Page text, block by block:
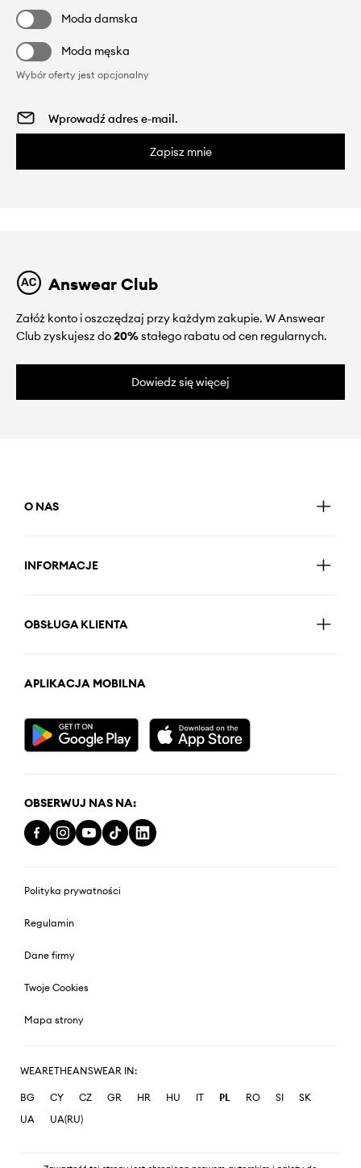
Moda damska
Moda męska
Wybór oferty jest opcjonalny
Zapisz mnie
Answear Club
Załóż konto i oszczędzaj przy każdym zakupie. W Answear
Club zyskujesz do20%stałego rabatu od cen regularnych.
Dowiedz się więcej
O NAS
INFORMACJE
OBSŁUGA KLIENTA
APLIKACJA MOBILNA
OBSERWUJ NAS NA:
Polityka prywatności
Regulamin
Dane firmy
Twoje Cookies
Mapa strony
WEARETHEANSWEAR IN:
BG CY CZ GR HR HU IT PL RO SI
SK
UA
UA(RU)